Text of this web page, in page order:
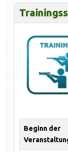
Beginn der